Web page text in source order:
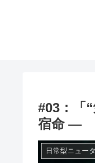
#03：「
宿命 ―
日常型ニュー